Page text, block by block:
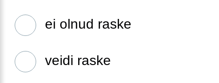
ei olnud raske
veidi raske